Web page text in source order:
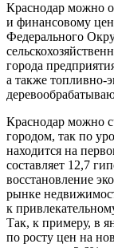
Краснодар можно
и финансовому
Федерального
города
а также топливно-
Краснодар можно
городом, так по
находится на
составляет 12,7
восстановление
рынке
к
Так, к примеру, в
по росту цен на